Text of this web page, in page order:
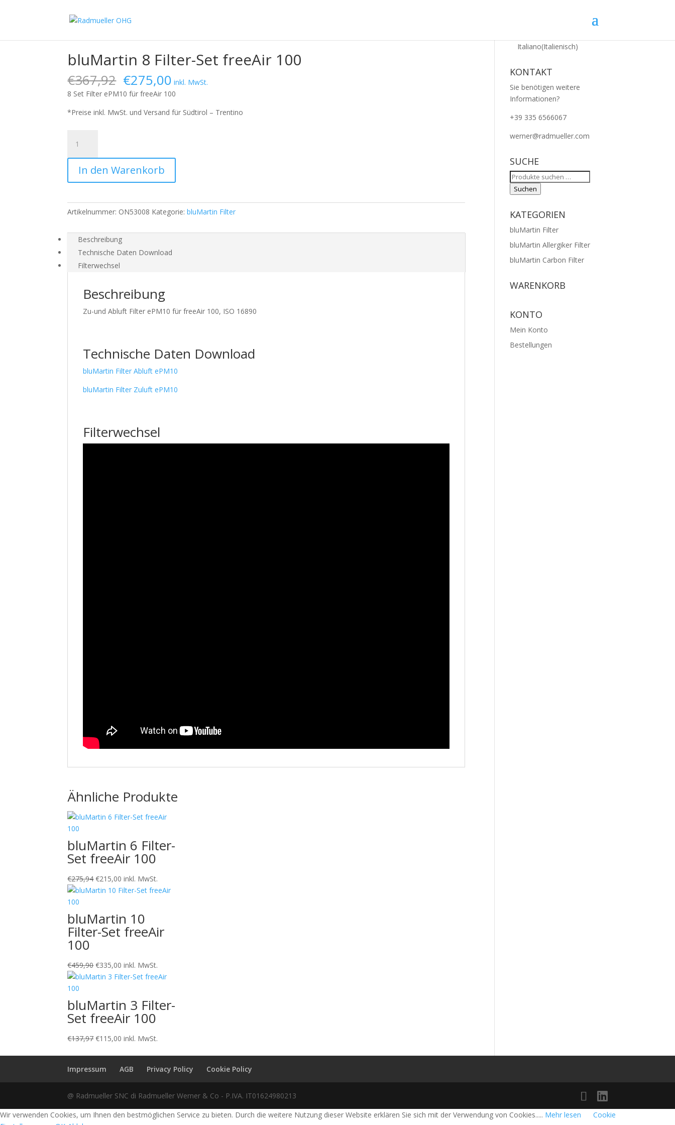
bluMartin 8 Filter-Set freeAir 100
€367,92 Ursprünglicher
Preis
war:
€367,92
€275,00Aktueller
Preis
ist:
€275,00.
inkl. MwSt.
8 Set Filter ePM10für freeAir 100
*Preise inkl. MwSt. und Versand für Südtirol – Trentino
Filter-
freeAir
Menge
In den Warenkorb
Artikelnummer: ON53008 Kategorie:bluMartin Filter
Beschreibung
Technische Daten Download
Filterwechsel
Beschreibung
Zu-und Abluft Filter ePM10für freeAir 100, ISO 16890
Technische Daten Download
bluMartin Filter Abluft ePM10
bluMartin Filter Zuluft ePM10
Filterwechsel
Ähnliche Produkte
Angebot!
bluMartin 6 Filter-
Set freeAir 100
€275,94Ursprünglicher
Preis
€275,94
€215,00 Aktueller
Preis
€215,00.
inkl. MwSt.
Angebot!
bluMartin 10
Filter-Set freeAir
100
€459,90Ursprünglicher
Preis
€459,90
€335,00 Aktueller
Preis
€335,00.
inkl. MwSt.
Angebot!
bluMartin 3 Filter-
Set freeAir 100
€137,97Ursprünglicher
€137,97
€115,00 Aktueller
€115,00.
inkl. MwSt.
Italiano(Italienisch)
KONTAKT
Sie benötigen weitere
Informationen?
+39 335 6566067
werner@radmueller.com
SUCHE
Suchen
nach:
Suchen
KATEGORIEN
bluMartin Filter
bluMartin Allergiker Filter
bluMartin Carbon Filter
WARENKORB
KONTO
Mein Konto
Bestellungen
Impressum AGB Privacy Policy Cookie Policy
@ Radmueller SNC di Radmueller Werner & Co - P.IVA. IT01624980213
Wir verwenden Cookies, um Ihnen den bestmöglichen Service zu bieten. Durch die weitere Nutzung dieser Website erklären Sie sich mit der Verwendung von Cookies..... Mehr lesen
Cookie